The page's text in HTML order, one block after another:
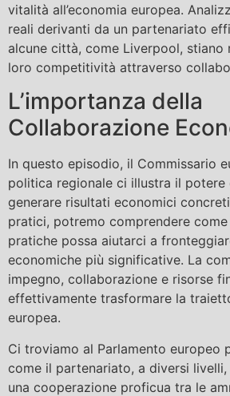
vitalità all’economia europea.
reali derivanti da un partenariato
alcune città, come Liverpool, stiano
loro competitività attraverso
L’importanza della
Collaborazione
In questo episodio, il Commissario
politica regionale ci illustra il potere
generare risultati economici
pratici, potremo comprendere come
pratiche possa aiutarci a
economiche più significative. La
impegno, collaborazione e risorse
effettivamente trasformare la
europea.
Ci troviamo al Parlamento europeo
come il partenariato, a diversi
una cooperazione proficua tra le